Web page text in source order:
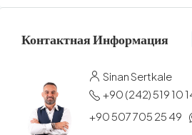
Контактная Информация
Sinan Sertkale
+90 (242) 519 10
+90 507 705 25 49